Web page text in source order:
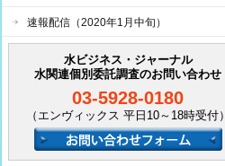
速報配信（2020年1月中旬）
水ビジネス・ジャーナル
水関連個別委託調査のお問い合わせ
03-5928-0180
（エンヴィックス 平日10～18時受付）